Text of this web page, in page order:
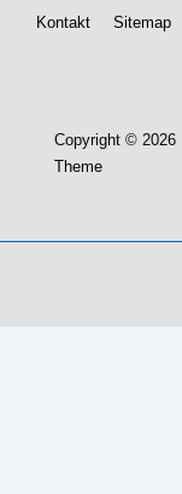
Footer-
Kontakt Sitemap
Copyright © 2026
Theme